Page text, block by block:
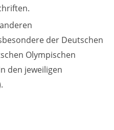
der Deutschen
Olympischen
den jeweiligen